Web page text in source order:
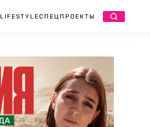
LIFESTYLEСПЕЦПРОЕКТЫ